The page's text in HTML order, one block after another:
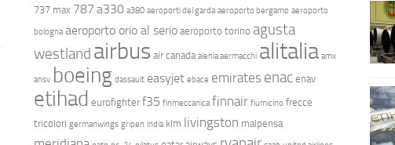
737 max 787 a330 a380 aeroporti del garda aeroporto bergamo aeroporto
bologna aeroporto orio al serio aeroporto torino agusta
westland airbus air canada alenia aermacchi alitalia amx
ansv boeing dassault easyjet ebace emirates enac enav
etihad eurofighter f35 finmeccanica finnair fiumicino frecce
tricolori germanwings gripen india klm livingston malpensa